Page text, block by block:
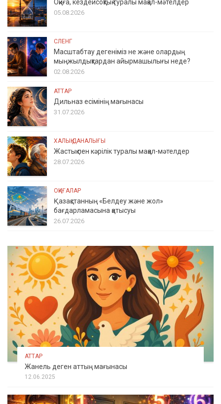
Оқиға, кездейсоқтық туралы мақал-мәтелдер
05.08.2026
СЛЕНГ
Масштабтау дегеніміз не және олардың
мыңжылдықтардан айырмашылығы неде?
02.08.2026
АТТАР
Дильназ есімінің мағынасы
31.07.2026
ХАЛЫҚ ДАНАЛЫҒЫ
Жастық пен кәрілік туралы мақал-мәтелдер
28.07.2026
ОҚИҒАЛАР
Қазақстанның «Белдеу және жол»
бағдарламасына қатысуы
26.07.2026
АТТАР
Жанель деген аттың мағынасы
12.06.2025